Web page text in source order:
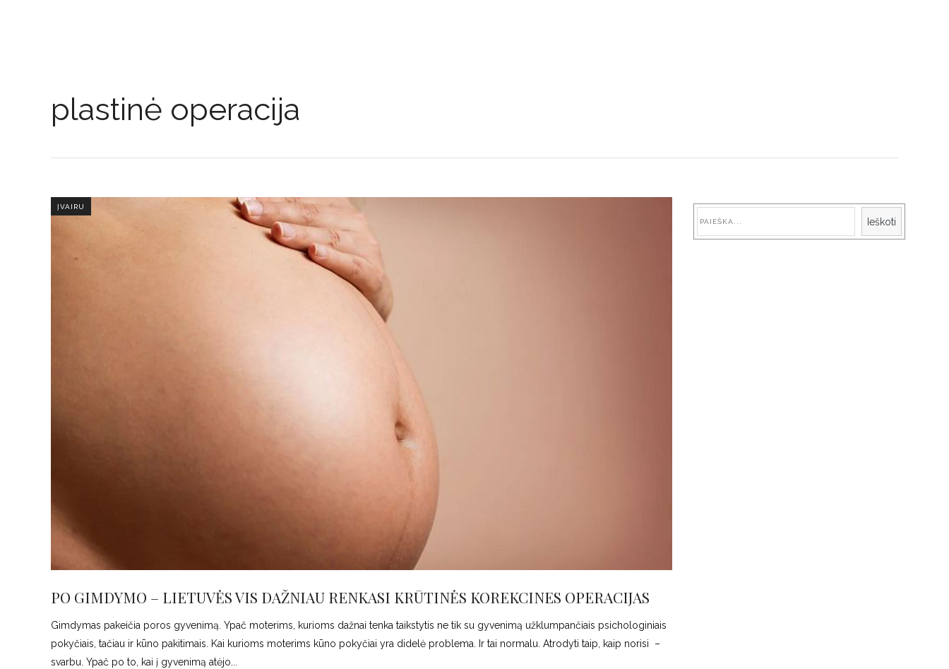
plastinė operacija
ĮVAIRU
PO GIMDYMO – LIETUVĖS VIS DAŽNIAU RENKASI KRŪTINĖS KOREKCINES OPERACIJAS
Gimdymas pakeičia poros gyvenimą. Ypač moterims, kurioms dažnai tenka taikstytis ne tik su gyvenimą užklumpančiais psichologiniais
pokyčiais, tačiau ir kūno pakitimais. Kai kurioms moterims kūno pokyčiai yra didelė problema. Ir tai normalu. Atrodyti taip, kaip norisi –
svarbu. Ypač po to, kai į gyvenimą atėjo
Ieškoti